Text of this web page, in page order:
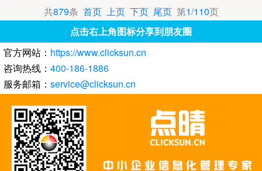
共879条 首页 上页 下页 尾页第1/110页
点击右上角图标分享到朋友圈
官方网站： https://www.clicksun.cn
咨询热线： 400-186-1886
服务邮箱： service@clicksun.cn